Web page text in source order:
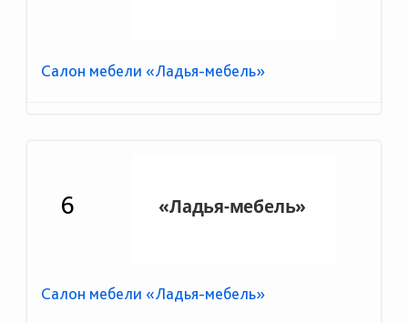
Салон мебели «Ладья-мебель»
6
Салон мебели «Ладья-мебель»